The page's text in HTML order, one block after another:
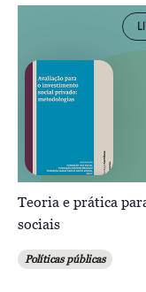
Teoria e prática
sociais
Políticas públicas